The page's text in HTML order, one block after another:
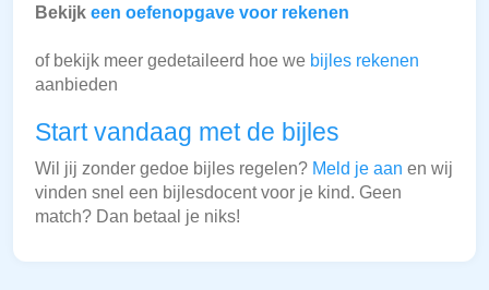
Bekijk een oefenopgave voor rekenen
of bekijk meer gedetaileerd hoe we bijles rekenen
aanbieden
Start vandaag met de bijles
Wil jij zonder gedoe bijles regelen? Meld je aan en wij
vinden snel een bijlesdocent voor je kind. Geen
match? Dan betaal je niks!